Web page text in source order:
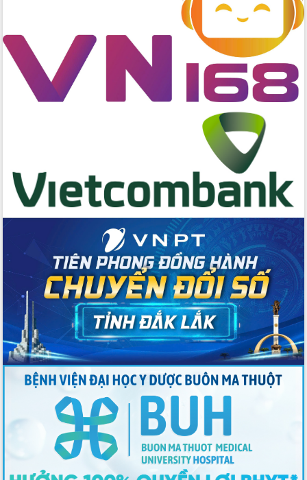
II/2026
Đắk Lắk ký kết thỏa thuận hợp tác về
chuyển đổi số giai đoạn 2026 – 2030
với Tập đoàn Bưu chính Viễn thông
Việt Nam
du khách thông qua Hệ thống cơ sở dữ
liệu và Bản đồ số
Tập huấn ứng dụng trí tuệ nhân tạo (AI)
Đoàn đại biểu Quốc hội tỉnh Đắk Lắk
trao đổi thông tin trước Kỳ họp thứ
nhất, Quốc hội khóa XVI
Quyết liệt cải cách hành chính, khơi
thông nguồn lực phát triển
Nâng cao hiệu lực, hiệu quả HĐND
tỉnh thông qua hiện đại hóa hành chính
Xã Ea Phê gắn cải cách hành chính với
chuyển đổi số
Phó Chủ tịch Thường trực UBND tỉnh
Hồ Thị Nguyên Thảo làm việc tại Trung
tâm Phục vụ hành chính công xã Ea
Phê
Xây dựng nền hành chính số đồng
hành cùng nông dân dân, doanh nghiệp